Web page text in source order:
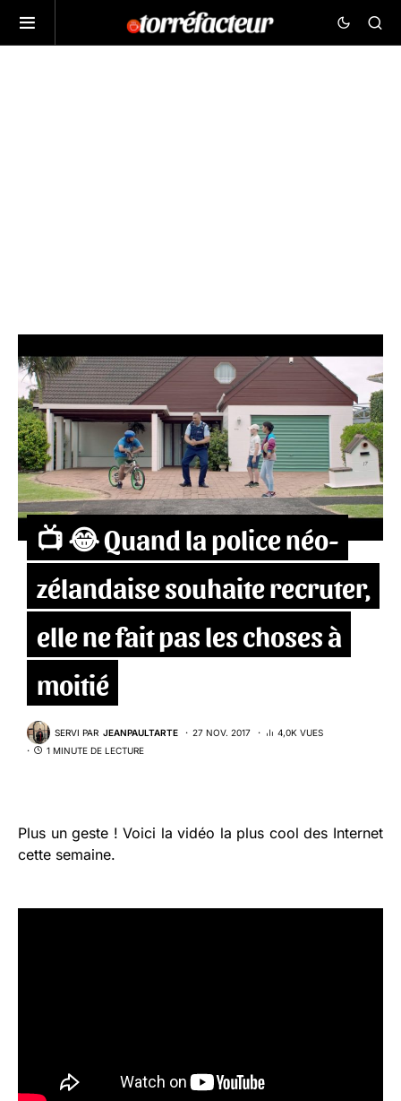
📺 😂 Quand la police néo-
zélandaise souhaite recruter,
elle ne fait pas les choses à
moitié
SERVI PAR JEANPAULTARTE 27 NOV. 2017
4,0K VUES
1 MINUTE DE LECTURE
Plus un geste ! Voici la vidéo la plus cool des Internet
cette semaine.